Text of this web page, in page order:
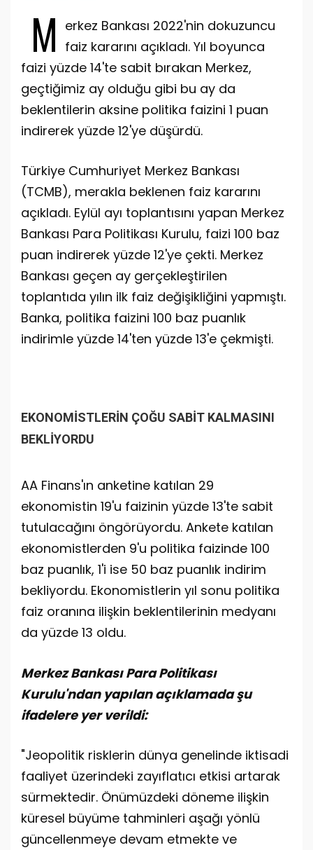
M erkez Bankası 2022'nin dokuzuncu
faiz kararını açıkladı. Yıl boyunca
faizi yüzde 14'te sabit bırakan Merkez,
geçtiğimiz ay olduğu gibi bu ay da
beklentilerin aksine politika faizini 1 puan
indirerek yüzde 12'ye düşürdü.
Türkiye Cumhuriyet Merkez Bankası
(TCMB), merakla beklenen faiz kararını
açıkladı. Eylül ayı toplantısını yapan Merkez
Bankası Para Politikası Kurulu, faizi 100 baz
puan indirerek yüzde 12'ye çekti. Merkez
Bankası geçen ay gerçekleştirilen
toplantıda yılın ilk faiz değişikliğini yapmıştı.
Banka, politika faizini 100 baz puanlık
indirimle yüzde 14'ten yüzde 13'e çekmişti.
EKONOMİSTLERİN ÇOĞU SABİT KALMASINI
BEKLİYORDU
AA Finans'ın anketine katılan 29
ekonomistin 19'u faizinin yüzde 13'te sabit
tutulacağını öngörüyordu. Ankete katılan
ekonomistlerden 9'u politika faizinde 100
baz puanlık, 1'i ise 50 baz puanlık indirim
bekliyordu. Ekonomistlerin yıl sonu politika
faiz oranına ilişkin beklentilerinin medyanı
da yüzde 13 oldu.
Merkez Bankası Para Politikası
Kurulu'ndan yapılan açıklamada şu
ifadelere yer verildi:
"Jeopolitik risklerin dünya genelinde iktisadi
faaliyet üzerindeki zayıflatıcı etkisi artarak
sürmektedir. Önümüzdeki döneme ilişkin
küresel büyüme tahminleri aşağı yönlü
güncellenmeye devam etmekte ve